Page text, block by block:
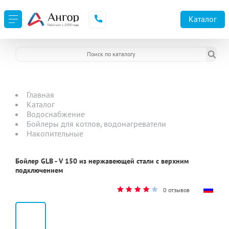
Каталог
Главная
Каталог
Водоснабжение
Бойлеры для котлов, водонагреватели
Накопительные
Бойлер GLB - V 150 из нержавеющей стали с верхним
подключением
0 отзывов